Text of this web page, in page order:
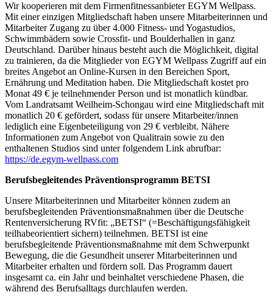
Wir kooperieren mit dem Firmenfitnessanbieter EGYM Wellpass.
Mit einer einzigen Mitgliedschaft haben unsere Mitarbeiterinnen und
Mitarbeiter Zugang zu über 4.000 Fitness- und Yogastudios,
Schwimmbädern sowie Crossfit- und Boulderhallen in ganz
Deutschland. Darüber hinaus besteht auch die Möglichkeit, digital
zu trainieren, da die Mitglieder von EGYM Wellpass Zugriff auf ein
breites Angebot an Online-Kursen in den Bereichen Sport,
Ernährung und Meditation haben. Die Mitgliedschaft kostet pro
Monat 49 € je teilnehmender Person und ist monatlich kündbar.
Vom Landratsamt Weilheim-Schongau wird eine Mitgliedschaft mit
monatlich 20 € gefördert, sodass für unsere Mitarbeiter/innen
lediglich eine Eigenbeteiligung von 29 € verbleibt. Nähere
Informationen zum Angebot von Qualitrain sowie zu den
enthaltenen Studios sind unter folgendem Link abrufbar:
https://de.egym-wellpass.com
Berufsbegleitendes Präventionsprogramm BETSI
Unsere Mitarbeiterinnen und Mitarbeiter können zudem an
berufsbegleitenden Präventionsmaßnahmen über die Deutsche
Rentenversicherung RVfit: „BETSI“ (=Beschäftigungsfähigkeit
teilhabeorientiert sichern) teilnehmen. BETSI ist eine
berufsbegleitende Präventionsmaßnahme mit dem Schwerpunkt
Bewegung, die die Gesundheit unserer Mitarbeiterinnen und
Mitarbeiter erhalten und fördern soll. Das Programm dauert
insgesamt ca. ein Jahr und beinhaltet verschiedene Phasen, die
während des Berufsalltags durchlaufen werden.